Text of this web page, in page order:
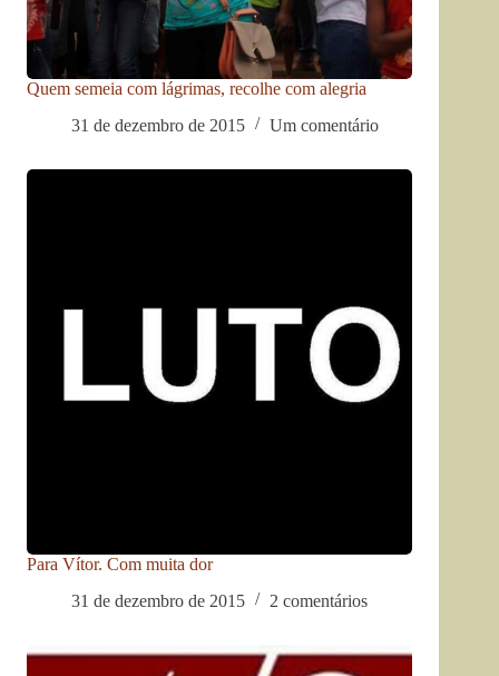
Quem semeia com lágrimas, recolhe com alegria
31 de dezembro de 2015
Um comentário
Para Vítor. Com muita dor
31 de dezembro de 2015
2 comentários